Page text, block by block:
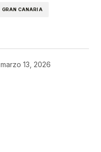
GRAN CANARIA
marzo 13, 2026